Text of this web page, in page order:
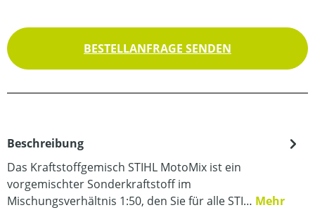
BESTELLANFRAGE SENDEN
Beschreibung
Das Kraftstoffgemisch STIHL MotoMix ist ein
vorgemischter Sonderkraftstoff im
Mischungsverhältnis 1:50, den Sie für alle STI… Mehr